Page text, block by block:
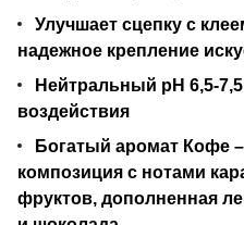
Улучшает сцепку с
надежное крепление
Нейтральный pH 6,5-
воздействия
Богатый аромат Кофе
композиция с нотами
фруктов, дополненная